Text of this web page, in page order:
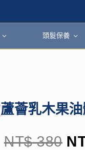
頭髮保養
蘆薈乳木果
NT$380